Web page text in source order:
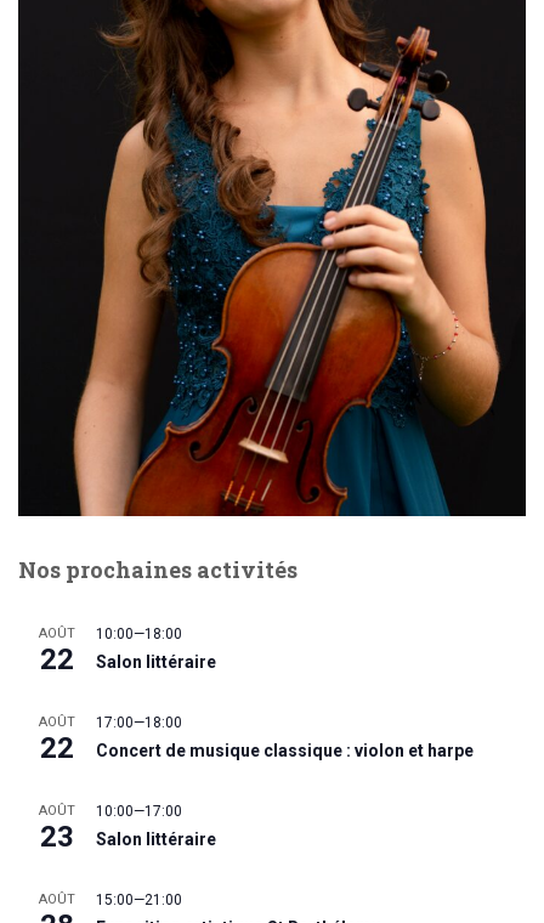
Nos prochaines activités
AOÛT
22
10:00—18:00
Salon littéraire
AOÛT
22
17:00—18:00
Concert de musique classique : violon et harpe
AOÛT
23
10:00—17:00
Salon littéraire
AOÛT 15:00—21:00